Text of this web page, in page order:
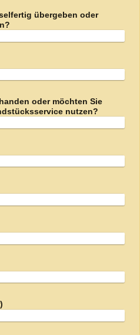
übergeben oder
oder möchten Sie
nutzen?